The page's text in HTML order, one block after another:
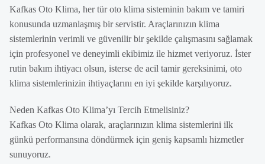
Kafkas Oto Klima, her tür oto klima sisteminin bakım ve tamiri
konusunda uzmanlaşmış bir servistir. Araçlarınızın klima
sistemlerinin verimli ve güvenilir bir şekilde çalışmasını sağlamak
için profesyonel ve deneyimli ekibimiz ile hizmet veriyoruz. İster
rutin bakım ihtiyacı olsun, isterse de acil tamir gereksinimi, oto
klima sistemlerinizin ihtiyaçlarını en iyi şekilde karşılıyoruz.
Neden Kafkas Oto Klima’yı Tercih Etmelisiniz?
Kafkas Oto Klima olarak, araçlarınızın klima sistemlerini ilk
günkü performansına döndürmek için geniş kapsamlı hizmetler
sunuyoruz.